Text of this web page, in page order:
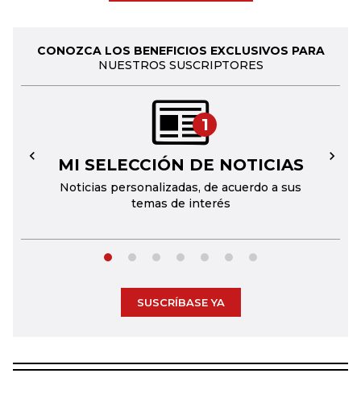
CONOZCA LOS BENEFICIOS EXCLUSIVOS PARA
NUESTROS SUSCRIPTORES
1
MI SELECCIÓN DE NOTICIAS
Noticias personalizadas, de acuerdo a sus
temas de interés
← →
SUSCRÍBASE YA